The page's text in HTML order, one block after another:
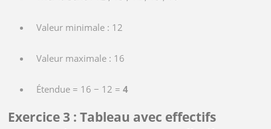
Valeur minimale : 12
Valeur maximale : 16
Étendue = 16 − 12 = 4
Exercice 3 : Tableau avec effectifs